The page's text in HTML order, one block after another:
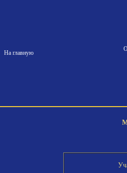
На главную